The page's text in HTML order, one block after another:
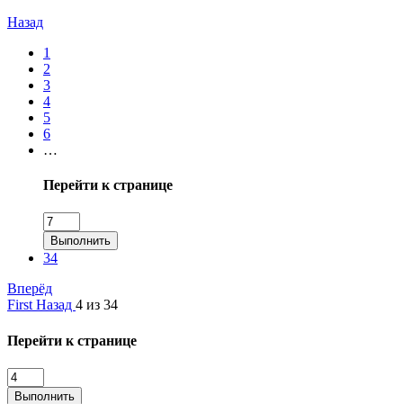
Назад
1
2
3
4
5
6
…
Перейти к странице
Выполнить
34
Вперёд
First Назад 4 из 34
Перейти к странице
Выполнить